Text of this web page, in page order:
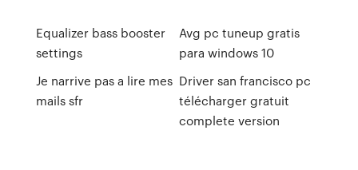
Equalizer bass booster
settings
Je narrive pas a lire mes
mails sfr
Avg pc tuneup gratis
para windows 10
Driver san francisco pc
télécharger gratuit
complete version